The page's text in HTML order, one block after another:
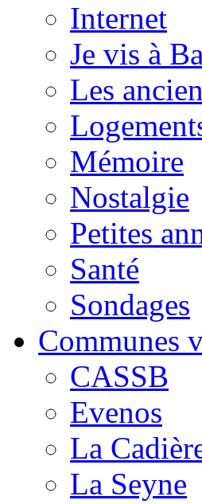
Internet
Je vis à
Les
Mémoire
Nostalgie
Petites
Santé
Sondages
Communes
CASSB
Evenos
La
La Seyne